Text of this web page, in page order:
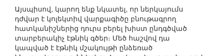
Այսպիսով, կարող ենք նկատել, որ ներկայումս
դժվար է կոլեկտիվ վարքագիծը բնութագրող
հատկանիշներից դուրս բերել խիստ ընդգծված
տարբերակիչ էթնիկ գծեր։ Մեծ հաշվով դա
կապված է էթնիկ մշակույթի ընձեռած